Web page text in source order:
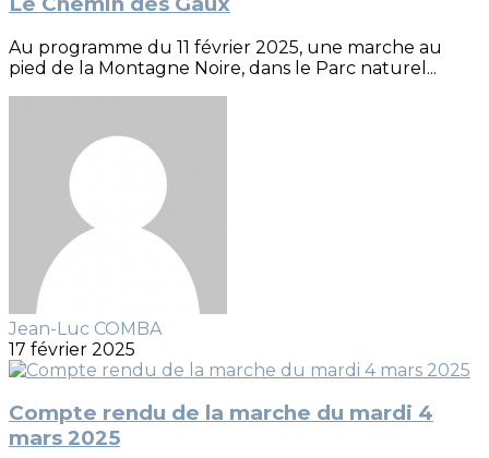
Au programme du 11 février 2025, une marche au
pied de la Montagne Noire, dans le Parc naturel...
Jean-Luc COMBA
17 février 2025
Compte rendu de la marche du mardi 4
mars 2025